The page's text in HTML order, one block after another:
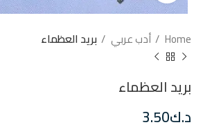
Home أدب عربي بريد العظماء
بريد العظماء
د.ك3.50